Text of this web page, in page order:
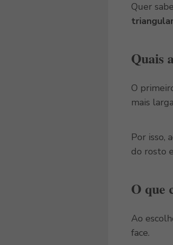
Quer
Quais
O
mais
Por isso,
do rosto
O que
Ao
face.